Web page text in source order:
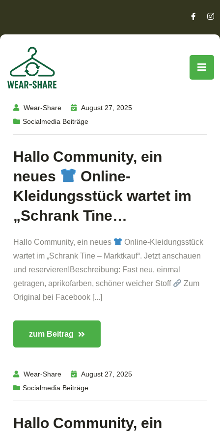
Wear-Share
August 27, 2025
Socialmedia Beiträge
Hallo Community, ein
neues
Online-
Kleidungsstück wartet im
„Schrank Tine…
Hallo Community, ein neues
Online-Kleidungsstück
wartet im „Schrank Tine – Marktkauf“. Jetzt anschauen
und reservieren!Beschreibung: Fast neu, einmal
getragen, aprikofarben, schöner weicher Stoff
Zum
Original bei Facebook [...]
zum Beitrag
Wear-Share
August 27, 2025
Socialmedia Beiträge
Hallo Community, ein